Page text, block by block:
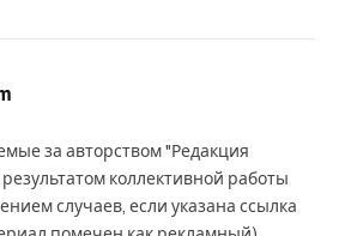
за авторством "Редакция
коллективной работы
случаев, если указана ссылка